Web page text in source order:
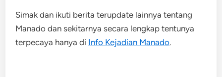
Simak dan ikuti berita terupdate lainnya tentang
Manado dan sekitarnya secara lengkap tentunya
terpecaya hanya di Info Kejadian Manado.